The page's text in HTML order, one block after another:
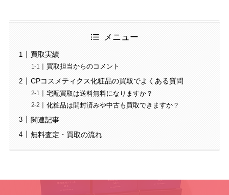
メニュー
買取実績
買取担当からのコメント
CPコスメティクス化粧品の買取でよくある質問
宅配買取は送料無料になりますか？
化粧品は開封済みや中古も買取できますか？
関連記事
無料査定・買取の流れ